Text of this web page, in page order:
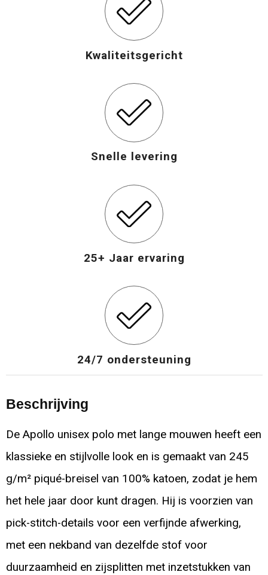
Kwaliteitsgericht
Snelle levering
25+ Jaar ervaring
24/7 ondersteuning
Beschrijving
De Apollo unisex polo met lange mouwen heeft een
klassieke en stijlvolle look en is gemaakt van 245
g/m² piqué-breisel van 100% katoen, zodat je hem
het hele jaar door kunt dragen. Hij is voorzien van
pick-stitch-details voor een verfijnde afwerking,
met een nekband van dezelfde stof voor
duurzaamheid en zijsplitten met inzetstukken van